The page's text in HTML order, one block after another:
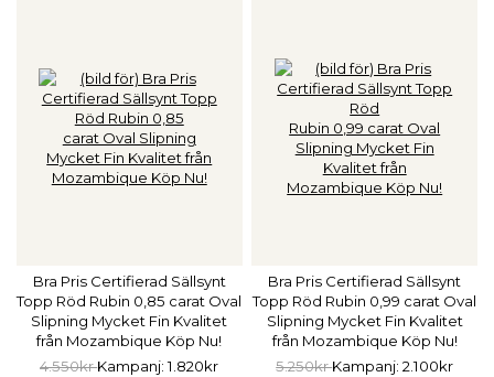
Bra Pris Certifierad Sällsynt
Topp Röd Rubin 0,85 carat Oval
Slipning Mycket Fin Kvalitet
från Mozambique Köp Nu!
4.550krKampanj: 1.820kr
Bra Pris Certifierad Sällsynt
Topp Röd Rubin 0,99 carat Oval
Slipning Mycket Fin Kvalitet
från Mozambique Köp Nu!
5.250krKampanj: 2.100kr